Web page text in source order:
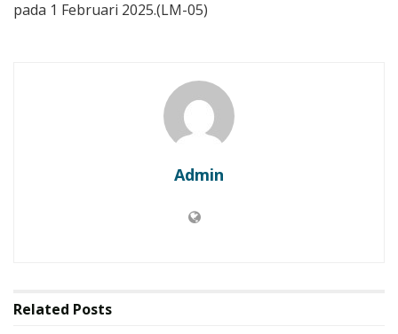
pada 1 Februari 2025.(LM-05)
Admin
Related Posts